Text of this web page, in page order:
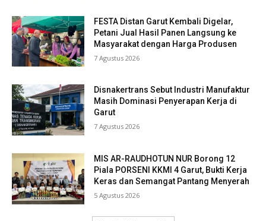
FESTA Distan Garut Kembali Digelar,
Petani Jual Hasil Panen Langsung ke
Masyarakat dengan Harga Produsen
7 Agustus 2026
Disnakertrans Sebut Industri Manufaktur
Masih Dominasi Penyerapan Kerja di
Garut
7 Agustus 2026
MIS AR-RAUDHOTUN NUR Borong 12
Piala PORSENI KKMI 4 Garut, Bukti Kerja
Keras dan Semangat Pantang Menyerah
5 Agustus 2026